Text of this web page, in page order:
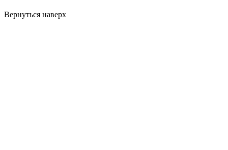
Вернуться наверх